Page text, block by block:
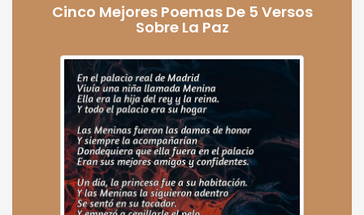
Cinco Mejores Poemas De 5 Versos
Sobre La Paz